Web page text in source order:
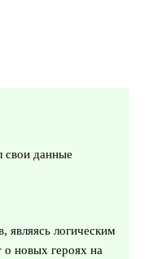
свои данные
являясь логическим
о новых героях на